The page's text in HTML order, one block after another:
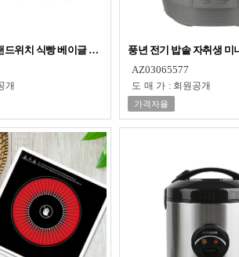
로우
드위치 식빵 베이글 굽기 팝업 토스터기 2구 크림
개
풍년 전기 밥솥 자취생 미
AZ03065577
도매가 : 회원공개
가격자율